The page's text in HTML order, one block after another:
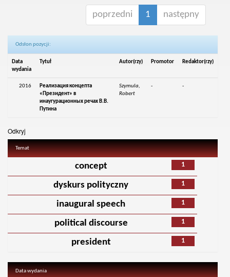
poprzedni 1 następny
Odsłon pozycji:
Data
wydania
Tytuł Autor(rzy) Promotor Redaktor(rzy)
2016
Реализация концепта
«Президент» в
инаугурационных речах В.В.
Путина
Szymula,
Robert
- -
Odkryj
Temat
1
concept
1
dyskurs polityczny
1
inaugural speech
1
political discourse
1
president
Data wydania